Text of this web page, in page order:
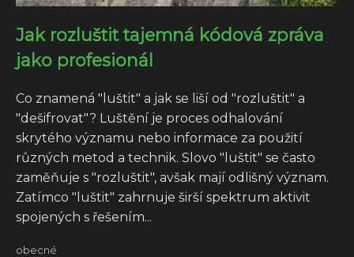
Jak rozluštit tajemná kódová zpráva
jako profesionál
Co znamená "luštit" a jak se liší od "rozluštit" a
"dešifrovat"? Luštění je proces odhalování
skrytého významu nebo informace za použití
různých metod a technik. Slovo "luštit" se často
zaměňuje s "rozluštit", avšak mají odlišný význam.
Zatímco "luštit" zahrnuje širší spektrum aktivit
spojených s řešením...
obecné